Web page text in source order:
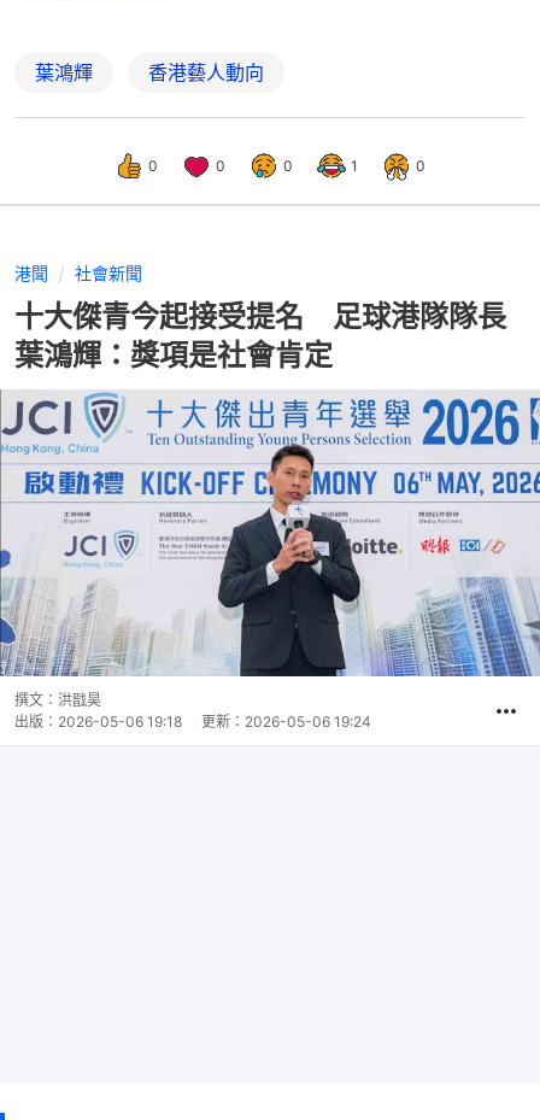
葉鴻輝 香港藝人動向
0 0 0 1 0
港聞 社會新聞
十大傑青今起接受提名 足球港隊隊長
葉鴻輝：獎項是社會肯定
撰文： 洪戩昊
出版： 2026-05-06 19:18 更新： 2026-05-06 19:24